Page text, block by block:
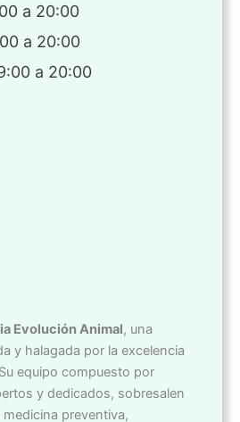
a 20:00
a 20:00
a 20:00
Evolución Animal, una
y halagada por la excelencia
equipo compuesto por
y dedicados, sobresalen
preventiva,